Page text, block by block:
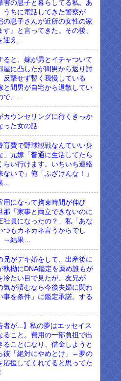
害の息子と暮らしてる私。あ
うちに電話してきた警察が
の息子さんが近所の女性の家
す』と言ってきた。その後、
迎え...
ると、嫁が男とイチャついて
屋に凸したが間男から返り討
反撃せず暫く我慢している
と間男が自宅から退散してい
で、...
カウンセリングに行くきっか
った女の話
育費で野球観戦なんていい身
」元嫁「普通に生活してたら
らい行けます。いちいち連絡
ないで」俺「ふざけんな！」
…
用になって拘束時間が伸び
那「家事と両立できないのに
社員になったの？」私「あな
つもカネカネ言うからでし
→結果…
兄がデキ婚をして、出産後に
執拗にDNA鑑定を薦め誰もが
冷たい目で見たが、友兄が
気が済むなら今後夫婦に関わ
事を条件」に鑑定承諾。する
者が...】私の夢はエッセイス
ること。費用の一部負担で出
ることになり、借金しようと
彼「絶対にやめとけ」←夢の
応援してくれてると思ってた